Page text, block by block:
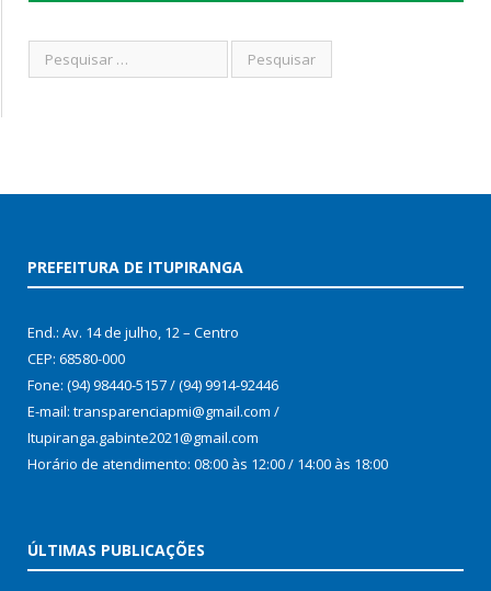
PREFEITURA DE ITUPIRANGA
End.: Av. 14 de julho, 12 – Centro
CEP: 68580-000
Fone: (94) 98440-5157 / (94) 9914-92446
E-mail: transparenciapmi@gmail.com /
Itupiranga.gabinte2021@gmail.com
Horário de atendimento: 08:00 às 12:00 / 14:00 às 18:00
ÚLTIMAS PUBLICAÇÕES